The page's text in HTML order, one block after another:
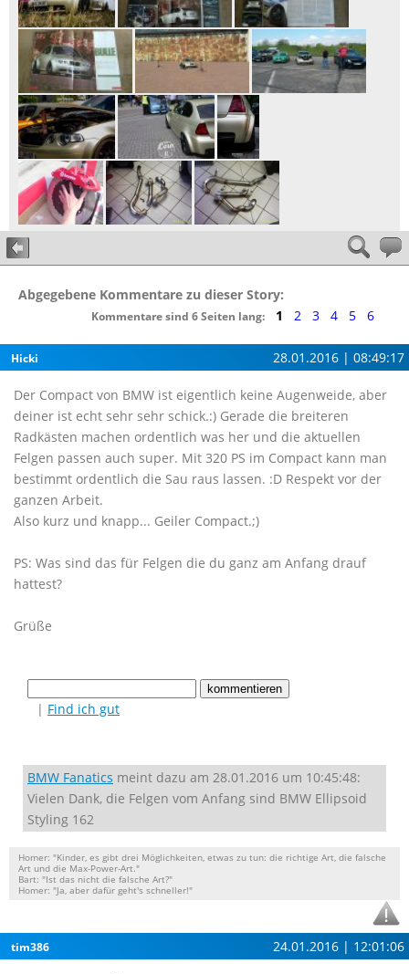
Abgegebene Kommentare zu dieser Story:
Kommentare sind 6 Seiten lang: 1 2 3 4 5 6
Hicki 28.01.2016 | 08:49:17
Der Compact von BMW ist eigentlich keine Augenweide, aber
deiner ist echt sehr sehr schick.:) Gerade die breiteren
Radkästen machen ordentlich was her und die aktuellen
Felgen passen auch super. Mit 320 PS im Compact kann man
bestimmt ordentlich die Sau raus lassen. :D Respekt vor der
ganzen Arbeit.
Also kurz und knapp... Geiler Compact.;)
PS: Was sind das für Felgen die du ganz am Anfang drauf
hattest?
Grüße
| Find ich gut
BMW Fanatics meint dazu am 28.01.2016 um 10:45:48:
Vielen Dank, die Felgen vom Anfang sind BMW Ellipsoid
Styling 162
Homer: "Kinder, es gibt drei Möglichkeiten, etwas zu tun: die richtige Art, die falsche
Art und die Max-Power-Art."
Bart: "Ist das nicht die falsche Art?"
Homer: "Ja, aber dafür geht's schneller!"
tim386 24.01.2016 | 12:01:06